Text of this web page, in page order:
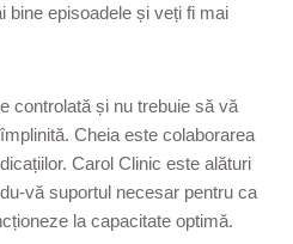
bine episoadele și veți fi mai
controlată și nu trebuie să vă
Cheia este colaborarea
Carol Clinic este alături
vă suportul necesar pentru ca
la capacitate optimă.